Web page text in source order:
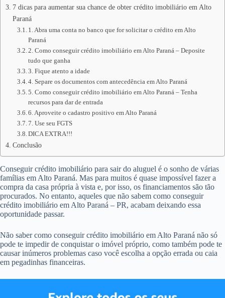
7 dicas para aumentar sua chance de obter crédito imobiliário em Alto
Paraná
1. Abra uma conta no banco que for solicitar o crédito em Alto
Paraná
2. Como conseguir crédito imobiliário em Alto Paraná – Deposite
tudo que ganha
3. Fique atento a idade
4. Separe os documentos com antecedência em Alto Paraná
5. Como conseguir crédito imobiliário em Alto Paraná – Tenha
recursos para dar de entrada
6. Aproveite o cadastro positivo em Alto Paraná
7. Use seu FGTS
DICA EXTRA!!!
Conclusão
Conseguir crédito imobiliário para sair do aluguel é o sonho de várias
famílias em Alto Paraná. Mas para muitos é quase impossível fazer a
compra da casa própria à vista e, por isso, os financiamentos são tão
procurados. No entanto, aqueles que não sabem como conseguir
crédito imobiliário em Alto Paraná – PR, acabam deixando essa
oportunidade passar.
Não saber como conseguir crédito imobiliário em Alto Paraná não só
pode te impedir de conquistar o imóvel próprio, como também pode te
causar inúmeros problemas caso você escolha a opção errada ou caia
em pegadinhas financeiras.